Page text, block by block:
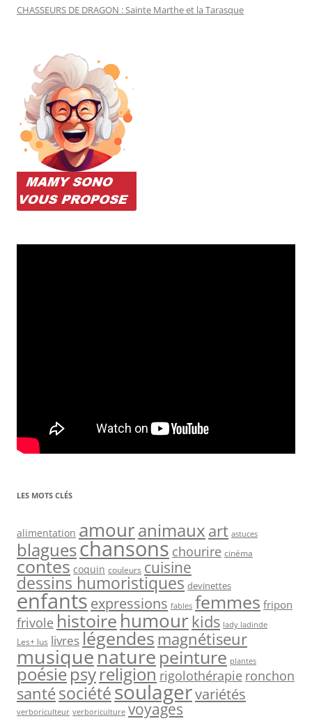
CHASSEURS DE DRAGON : Sainte Marthe et la Tarasque
LES MOTS CLÉS
alimentation amouranimaux art astuces
blagueschansons chourire cinéma
contes coquin couleurs cuisine
dessins humoristiques devinettes
enfantsexpressions fables femmes fripon
frivole histoire humour kids lady ladinde
Les+ lus livreslégendes magnétiseur
musiquenature peinture plantes
poésiepsyreligion rigolothérapie ronchon
santésociétésoulagervariétés
verboriculteur verboriculture voyages